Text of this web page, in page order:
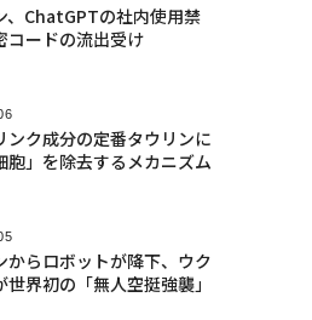
、ChatGPTの社内使用禁
ードの流出受け
ンク成分の定番タウリンに
胞」を除去するメカニズム
からロボットが降下、ウク
世界初の「無人空挺強襲」